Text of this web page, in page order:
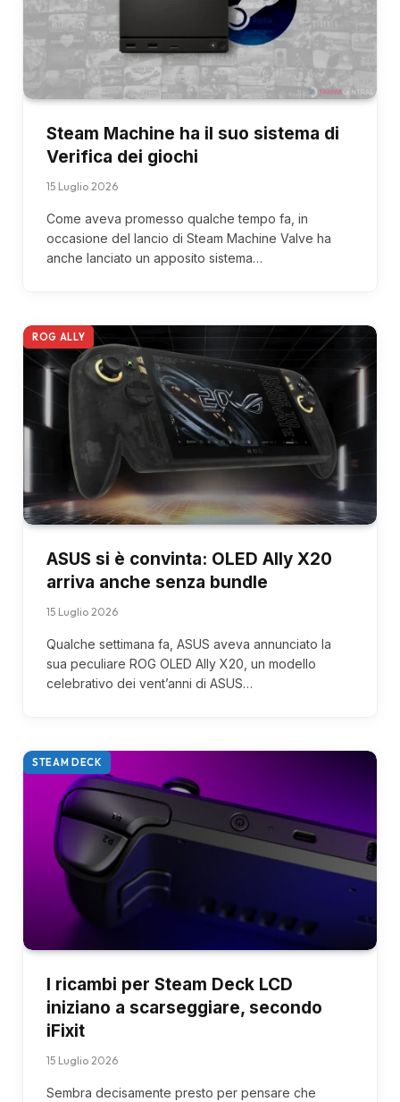
Steam Machine ha il suo sistema di
Verifica dei giochi
15 Luglio 2026
Come aveva promesso qualche tempo fa, in
occasione del lancio di Steam Machine Valve ha
anche lanciato un apposito sistema…
ROG ALLY
ASUS si è convinta: OLED Ally X20
arriva anche senza bundle
15 Luglio 2026
Qualche settimana fa, ASUS aveva annunciato la
sua peculiare ROG OLED Ally X20, un modello
celebrativo dei vent’anni di ASUS…
STEAM DECK
I ricambi per Steam Deck LCD
iniziano a scarseggiare, secondo
iFixit
15 Luglio 2026
Sembra decisamente presto per pensare che